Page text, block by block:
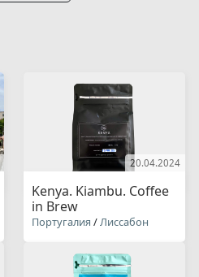
20.04.2024
Kenya. Kiambu. Coffee
in Brew
Португалия /Лиссабон